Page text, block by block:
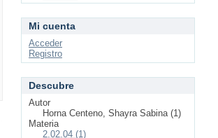
Mi cuenta
Acceder
Registro
Descubre
Autor
Horna Centeno, Shayra Sabina (1)
Materia
2.02.04 (1)